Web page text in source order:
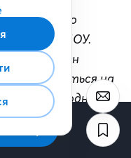
до
ЄДРПОУ.
ще один
на
для одного
на